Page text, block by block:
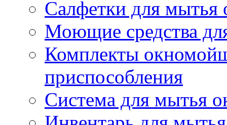
Салфетки для мытья
Моющие средства
Комплекты
приспособления
Система для мытья